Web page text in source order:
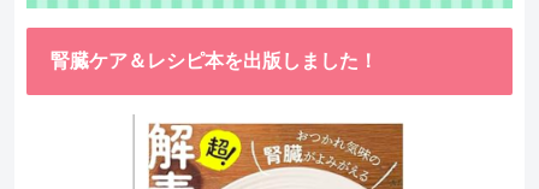
腎臓ケア＆レシピ本を出版しました！